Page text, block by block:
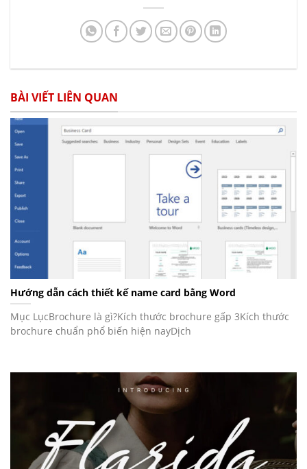
BÀI VIẾT LIÊN QUAN
Hướng dẫn cách thiết kế name card bằng Word
Mục LụcBrochure là gì?Kích thước brochure gấp 3Kích thước
brochure chuẩn phổ biến hiện nayDịch